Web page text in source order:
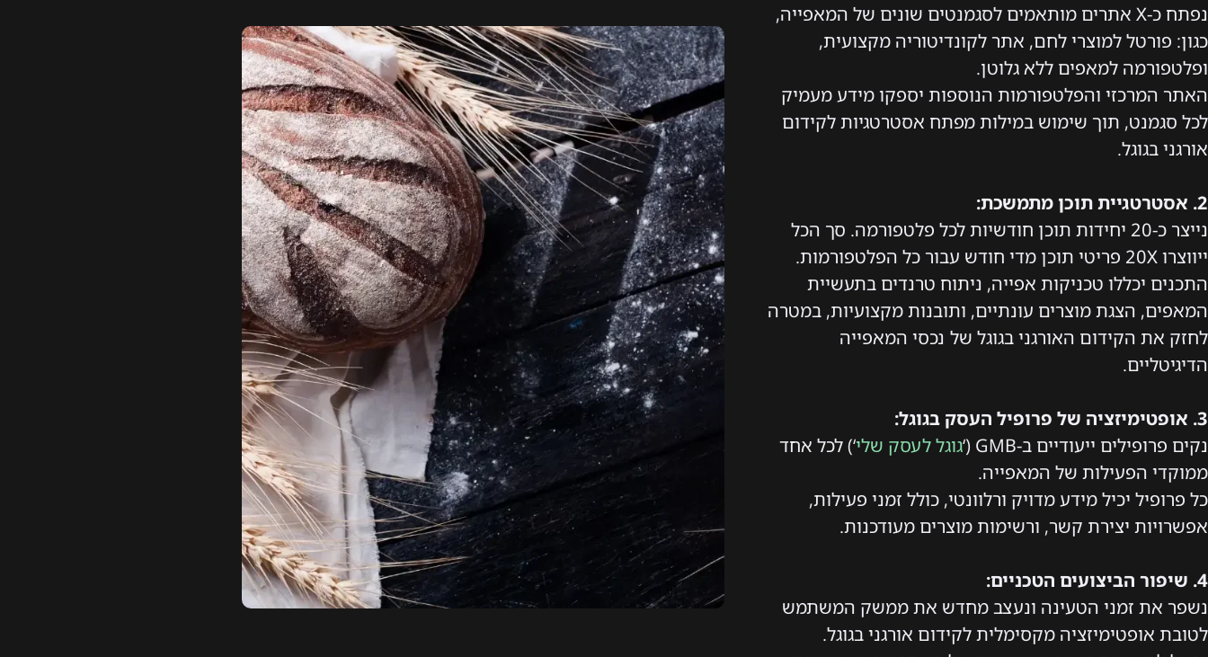
נפתח כ-X אתרים מותאמים לסגמנטים שונים של המאפייה,
כגון: פורטל למוצרי לחם, אתר לקונדיטוריה מקצועית,
ופלטפורמה למאפים ללא גלוטן.
האתר המרכזי והפלטפורמות הנוספות יספקו מידע מעמיק
לכל סגמנט, תוך שימוש במילות מפתח אסטרטגיות לקידום
אורגני בגוגל.
2. אסטרטגיית תוכן מתמשכת:
נייצר כ-20 יחידות תוכן חודשיות לכל פלטפורמה. סך הכל
ייווצרו 20X פריטי תוכן מדי חודש עבור כל הפלטפורמות.
התכנים יכללו טכניקות אפייה, ניתוח טרנדים בתעשיית
המאפים, הצגת מוצרים עונתיים, ותובנות מקצועיות, במטרה
לחזק את הקידום האורגני בגוגל של נכסי המאפייה
הדיגיטליים.
3. אופטימיזציה של פרופיל העסק בגוגל:
נקים פרופילים ייעודיים ב-GMB (‘
גוגל לעסק שלי‘) לכל אחד
ממוקדי הפעילות של המאפייה.
כל פרופיל יכיל מידע מדויק ורלוונטי, כולל זמני פעילות,
אפשרויות יצירת קשר, ורשימות מוצרים מעודכנות.
4. שיפור הביצועים הטכניים:
נשפר את זמני הטעינה ונעצב מחדש את ממשק המשתמש
לטובת אופטימיזציה מקסימלית לקידום אורגני בגוגל.